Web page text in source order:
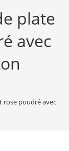
plate
avec
rose poudré avec